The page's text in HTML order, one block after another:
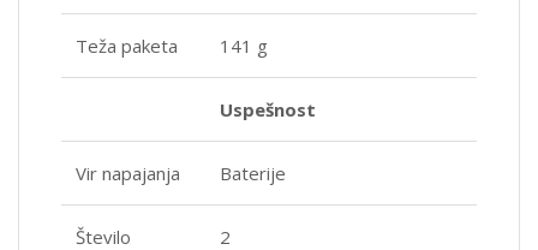
Teža paketa 141 g
Uspešnost
Vir napajanja Baterije
Število
2